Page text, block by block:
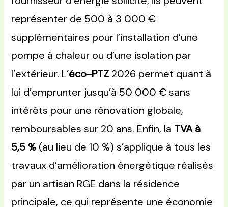
représenter de 500 à 3 000 €
supplémentaires pour l’installation d’une
pompe à chaleur ou d’une isolation par
l’extérieur. L’éco-PTZ 2026 permet quant à
lui d’emprunter jusqu’à 50 000 € sans
intérêts pour une rénovation globale,
remboursables sur 20 ans. Enfin, la TVA à
5,5 % (au lieu de 10 %) s’applique à tous les
travaux d’amélioration énergétique réalisés
par un artisan RGE dans la résidence
principale, ce qui représente une économie